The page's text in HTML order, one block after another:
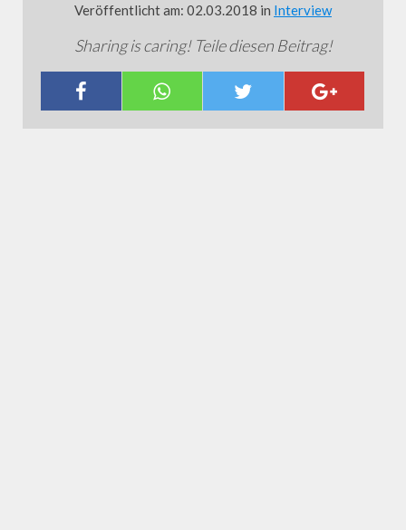
Veröffentlicht am: 02.03.2018 in Interview
Sharing is caring! Teile diesen Beitrag!